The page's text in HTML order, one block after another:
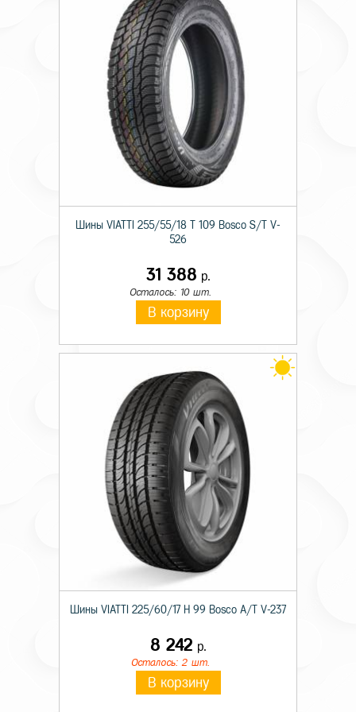
Шины VIATTI 255/55/18 T 109 Bosco S/T V-
526
31 388 р.
Осталось: 10 шт.
В корзину
Шины VIATTI 225/60/17 H 99 Bosco A/T V-237
8 242 р.
Осталось: 2 шт.
В корзину